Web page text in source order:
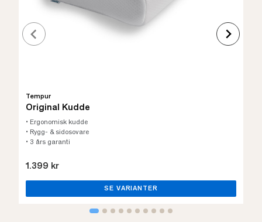
Tempur
Original Kudde
• Ergonomisk kudde
• Rygg- & sidosovare
• 3 års garanti
1.399 kr
SE VARIANTER